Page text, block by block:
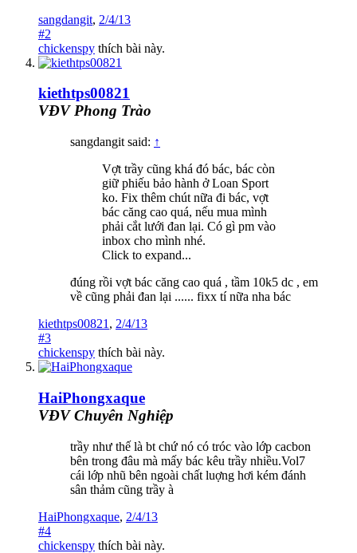
sangdangit, 2/4/13
#2
chickenspy thích bài này.
kiethtps00821
VĐV Phong Trào
sangdangit said: ↑
Vợt trầy cũng khá đó bác, bác còn
giữ phiếu bảo hành ở Loan Sport
ko. Fix thêm chút nữa đi bác, vợt
bác căng cao quá, nếu mua mình
phải cắt lưới đan lại. Có gì pm vào
inbox cho mình nhé.
Click to expand...
đúng rồi vợt bác căng cao quá , tầm 10k5 dc , em
về cũng phải đan lại ...... fixx tí nữa nha bác
kiethtps00821 , 2/4/13
#3
chickenspy thích bài này.
HaiPhongxaque
VĐV Chuyên Nghiệp
trầy như thế là bt chứ nó có tróc vào lớp cacbon
bên trong đâu mà mấy bác kêu trầy nhiều.Vol7
cái lớp nhũ bên ngoài chất luợng hơi kém đánh
sân thảm cũng trầy à
HaiPhongxaque, 2/4/13
#4
chickenspy thích bài này.